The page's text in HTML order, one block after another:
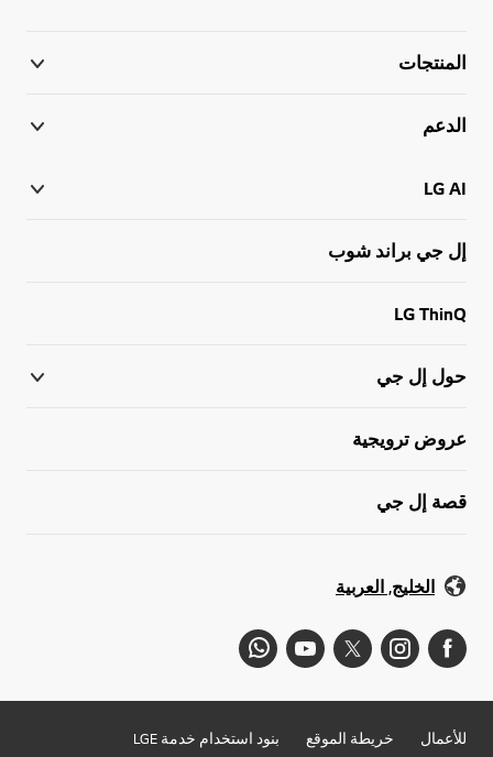
المنتجات
الدعم
LG AI
إل جي براند شوب
LG ThinQ
حول إل جي
عروض ترويجية
قصة إل جي
الخليج, العربية
للأعمال خريطة الموقع
بنود استخدام خدمة LGE